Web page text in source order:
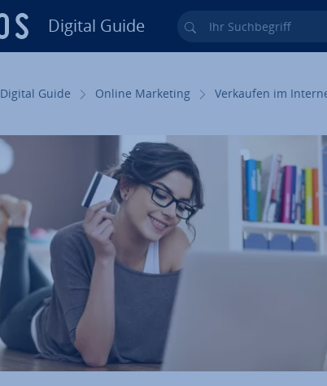
Digital Guide Ihr Such­be­griff
Digital Guide Online Marketing Verkaufen im